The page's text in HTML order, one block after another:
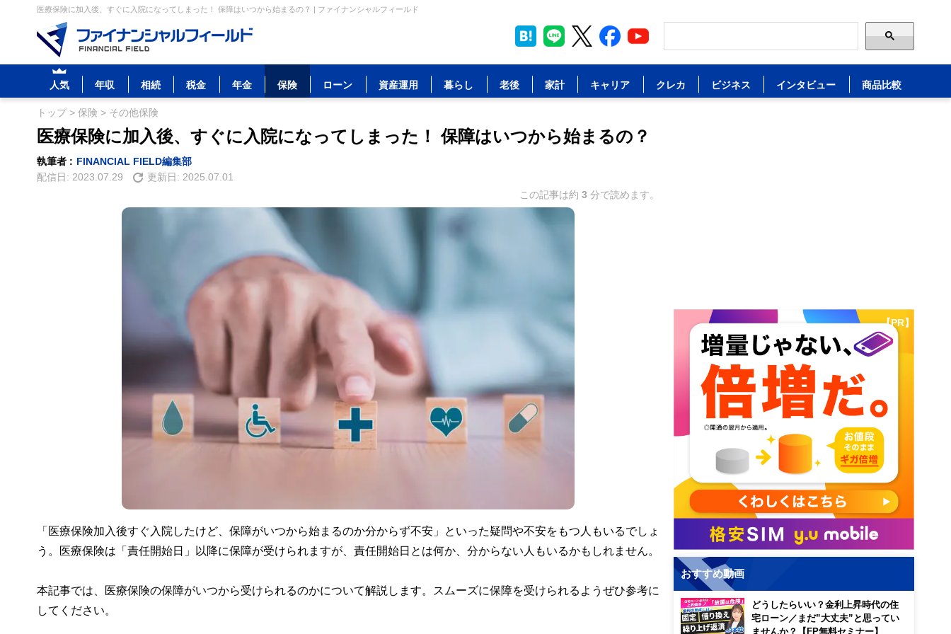
医療保険に加入後、すぐに入院になってしまった！ 保障はいつから始まるの？ | ファイナンシャルフィールド
人気 年収 相続 税金 年金 保険 ローン 資産運用 暮らし 老後 家計 キャリア クレカ ビジネス インタビュー 商品比較
トップ> 保険 > その他保険
医療保険に加入後、すぐに入院になってしまった！ 保障はいつから始まるの？
執筆者 : FINANCIAL FIELD編集部
配信日: 2023.07.29 更新日: 2025.07.01
この記事は約 3 分で読めます。
「医療保険加入後すぐ入院したけど、保障がいつから始まるのか分からず不安」といった疑問や不安をもつ人もいるでしょ
う。医療保険は「責任開始日」以降に保障が受けられますが、責任開始日とは何か、分からない人もいるかもしれません。
本記事では、医療保険の保障がいつから受けられるのかについて解説します。スムーズに保障を受けられるようぜひ参考に
してください。
【PR】
おすすめ動画
どうしたらいい？金利上昇時代の住
宅ローン／まだ”大丈夫”と思ってい
ませんか？【FP無料セミナー】